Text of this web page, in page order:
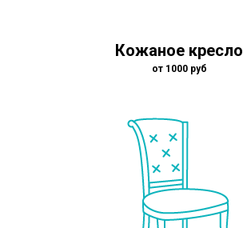
Кожаное кресло
от 1000 руб